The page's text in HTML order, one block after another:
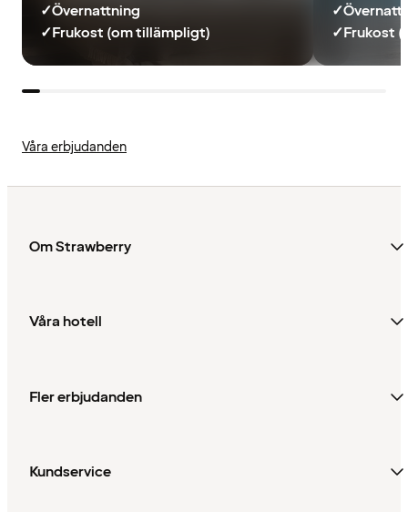
✓Övernattning
✓Frukost (om tillämpligt)
✓
✓Frukost
Våra erbjudanden
Om Strawberry
Våra hotell
Fler erbjudanden
Kundservice